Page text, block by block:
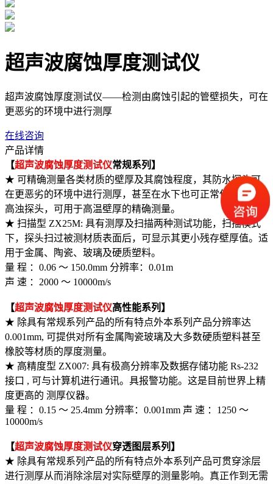
超声波腐蚀厚度测试仪
超声波腐蚀厚度测试仪——检测由腐蚀引起的管壁损失，可在
更恶劣的环境中进行测厚
在线咨询
产品详情
【超声波腐蚀厚度测试仪常规系列】
★ 可精确测量各类材质的壁厚及其腐蚀程度，其防水探头可
在更恶劣的环境中进行测厚，甚至在水下也可正常使用。提供
高浊探头，可用于高温壁厚的精确测量。
★ 扫描型 ZX25M: 具有测厚及扫描两种测试功能，扫描模式
下，探头扫过被测材质表面后，可显示其更小残存壁厚值。适
用于金属、陶瓷、玻璃及硬质塑料。
量 程 ：0.06 ～ 150.0mm 分辨率：0.01m
声 速 ：2000 ～ 10000m/s
【超声波腐蚀厚度测试仪高性能系列】
★ 除具有常规系列产品的所有特点外本系列产品分辨率达
0.001mm, 可提供对所有金属陶瓷玻璃及大多数硬质塑料甚至
橡胶等材质的厚度测量。
★ 高精度型 ZX007: 具有极高分辨率及数据存储功能 Rs-232
接口 , 可与计算机进行通讯。具报警功能。这是目前世界上精
度更高的 测厚仪器。
量 程 ：0.15 ～ 25.4mm 分辨率：0.001mm 声 速 ：1250 ～
10000m/s
【超声波腐蚀厚度测试仪穿透图层系列】
★ 除具有常规系列产品的所有特点外本系列产品可贯穿涂层
进行测厚从而消除涂层对实际壁厚的测量影响。真正作到无需